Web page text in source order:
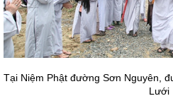
Tại Niệm Phật đường Sơn Nguyên,
Lưới